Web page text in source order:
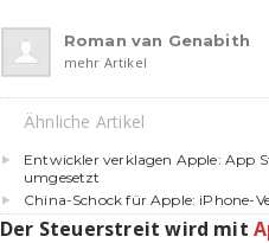
Roman van Genabith
mehr Artikel
Ähnliche Artikel
Entwickler verklagen Apple: App
umgesetzt
China-Schock für Apple: iPhone-
Der Steuerstreit wird mit